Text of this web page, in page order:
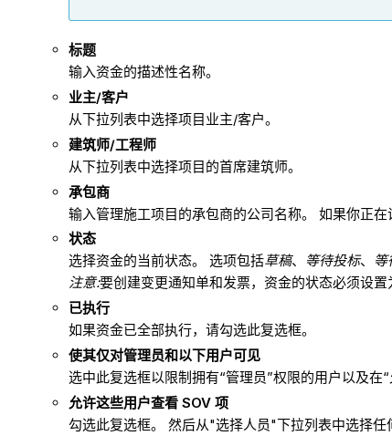
标题
输入资金的描述性名称。
业主/客户
从下拉列表中选择项目业主/客户。
建筑师/工程师
从下拉列表中选择项目的首席建筑师。
承包商
输入管理施工项目的承包商的公司名称。 如果你正在
状态
选择资金的当前状态。 选项包括草稿、 等待投标、 等
注意:要创建变更通知单和发票，资金的状态必须设置
已执行
如果资金已全部执行，请勾选此复选框。
使其仅对管理员和以下用户可见
选中此复选框以限制拥有“管理员”权限的用户以及在
允许这些用户查看 SOV 项
勾选此复选框。 然后从"选择人员"下拉列表中选择